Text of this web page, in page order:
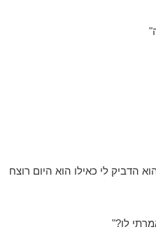
הדביק לי כאילו הוא היום רוצח
לו?"